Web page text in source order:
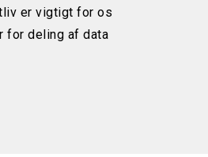
er vigtigt for os
for deling af data